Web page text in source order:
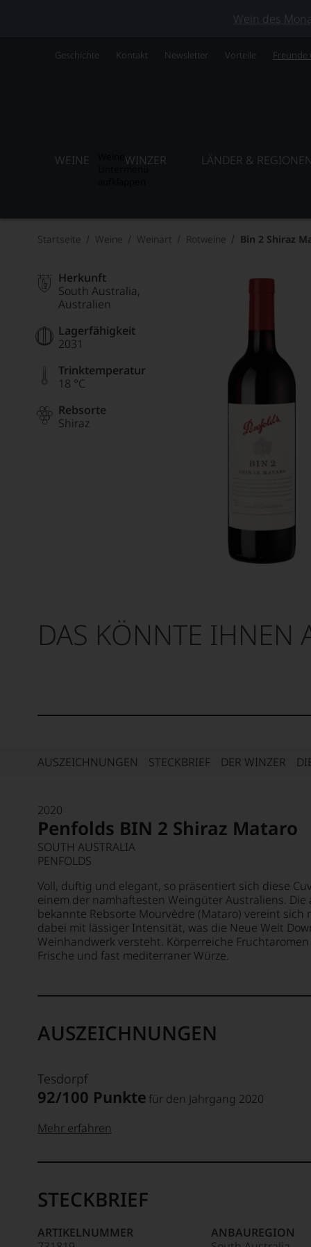
Wein des
Geschichte Kontakt Newsletter Vorteile Freunde
WEINE WINZER LÄNDER & REGIONEN
Startseite Weine Weinart Rotweine Bin 2 Shiraz
Herkunft
South Australia
Australien
Lagerfähigkeit
2031
Trinktemperatur
18 °C
Rebsorte
Shiraz
DAS KÖNNTE IHNEN
AUSZEICHNUNGEN STECKBRIEF DER WINZER
2020
Penfolds BIN 2 Shiraz Mataro
SOUTH AUSTRALIA
PENFOLDS
Voll, duftig und elegant, so präsentiert sich diese
einem der namhaftesten Weingüter Australiens.
bekannte Rebsorte Mourvèdre (Mataro) vereint sich
dabei mit lässiger Intensität, was die Neue Welt
Weinhandwerk versteht. Körperreiche
Frische und fast mediterraner Würze.
AUSZEICHNUNGEN
Tesdorpf
92/100 Punkte für den Jahrgang 2020
99–100 Punkte:
95–98 Punkte:
Tesdorpf
Name
Tesdorpf
für
Mehr erfahren
STECKBRIEF
ARTIKELNUMMER
ANBAUREGION